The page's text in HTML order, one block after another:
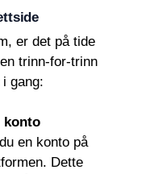
er det på tide
trinn-for-trinn
gang:
konto
en konto på
Dette